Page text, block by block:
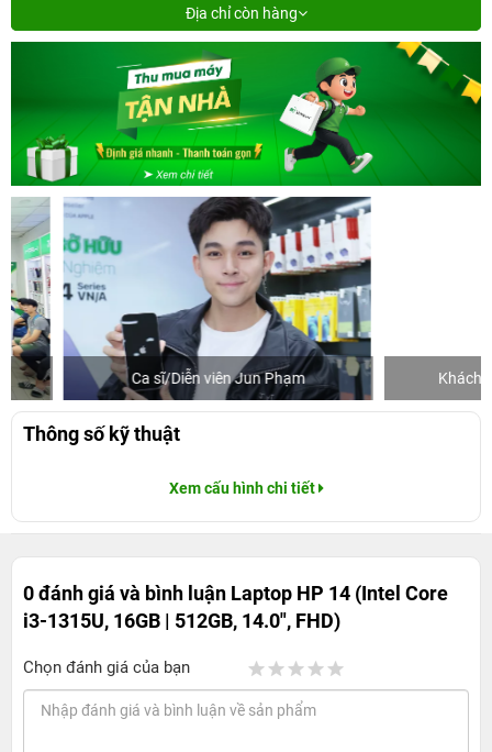
Địa chỉ còn hàng
Ca sĩ/Diễn viên Jun Phạm Khách mua
Thông số kỹ thuật
Xem cấu hình chi tiết
0 đánh giá và bình luận Laptop HP 14 (Intel Core
i3-1315U, 16GB | 512GB, 14.0", FHD)
Chọn đánh giá của bạn